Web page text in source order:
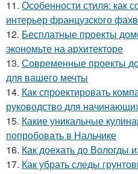
11. Особенности стиля: как
интерьер французского
12. Бесплатные проекты
экономьте на архитекторе
13. Современные проекты
для вашего мечты
14. Как спроектировать
руководство для
15. Какие уникальные
попробовать в Нальчике
16. Как доехать до Вологды
17. Как убрать следы